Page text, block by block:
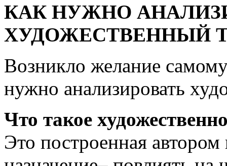
КАК НУЖНО
ХУДОЖЕСТВЕННЫЙ
Возникло желание
нужно анализировать
Что такое
Это построенная автором